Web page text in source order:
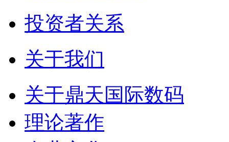
投资者关系
关于我们
关于鼎天国际数码
理论著作